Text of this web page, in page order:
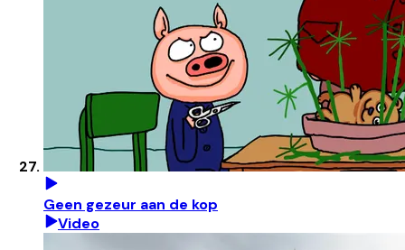
Geen gezeur aan de kop
Video